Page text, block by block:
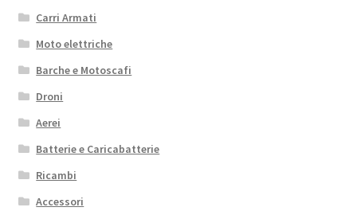
Carri Armati
Moto elettriche
Barche e Motoscafi
Droni
Aerei
Batterie e Caricabatterie
Ricambi
Accessori